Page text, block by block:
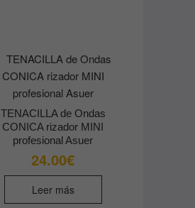
TENACILLA de Ondas
CONICA rizador MINI
profesional Asuer
24.00€
Leer más